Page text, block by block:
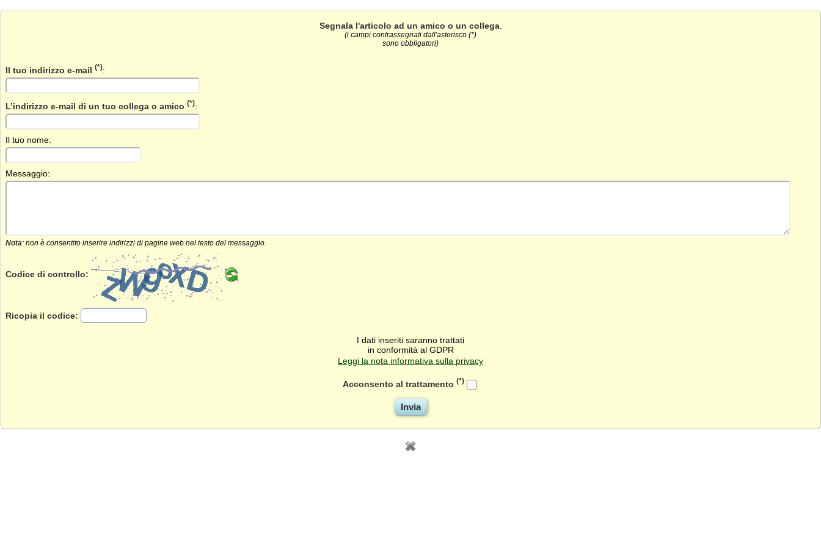
Segnala l'articolo ad un amico o un collega.
(i campi contrassegnati dall'asterisco (*)
sono obbligatori)
Il tuo indirizzo e-mail (*):
L’indirizzo e-mail di un tuo collega o amico (*):
Il tuo nome:
Messaggio:
Nota: non è consentito inserire indirizzi di pagine web nel testo del messaggio.
Codice di controllo:
Ricopia il codice:
I dati inseriti saranno trattati
in conformità al GDPR
Leggi la nota informativa sulla privacy
Acconsento al trattamento (*)